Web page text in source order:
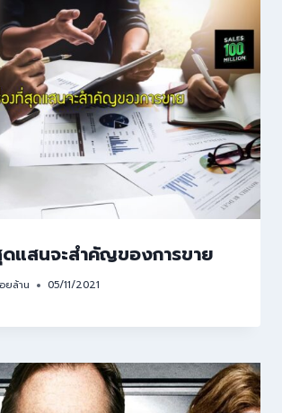
แสนจะสำคัญของการขาย
ยล้าน 05/11/2021